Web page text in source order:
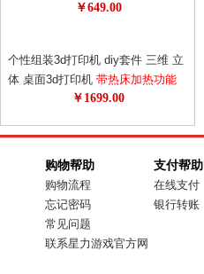
惠普超级惠省系列打印机！78元
￥649.00
个性组装3d打印机 diy套件 三维 立
体 桌面3d打印机 带热床加热功能
超值精品 极客必备 3d专享月特供
￥1699.00
购物帮助
购物流程
忘记密码
常见问题
联系星力游戏官方网
支付帮助
在线支付
银行转账